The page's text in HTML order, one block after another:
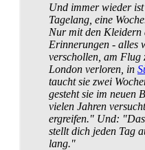
Und immer wieder
Tagelang, eine
Nur mit den Kleidern
Erinnerungen - alles
verschollen, am Flug
London verloren, in
taucht sie zwei
gesteht sie im neuen
vielen Jahren
ergreifen." Und:
stellt dich jeden Tag
lang."